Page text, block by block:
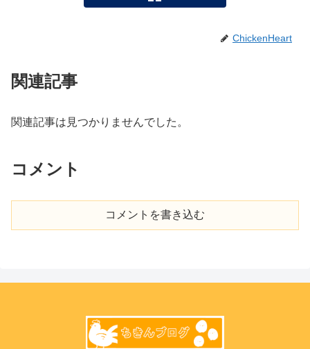
ChickenHeart
関連記事
関連記事は見つかりませんでした。
コメント
コメントを書き込む